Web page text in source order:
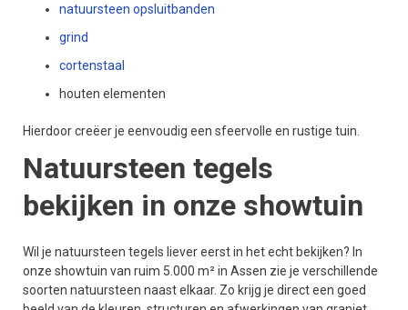
natuursteen opsluitbanden
grind
cortenstaal
houten elementen
Hierdoor creëer je eenvoudig een sfeervolle en rustige tuin.
Natuursteen tegels
bekijken in onze showtuin
Wil je natuursteen tegels liever eerst in het echt bekijken? In
onze showtuin van ruim 5.000 m² in Assen zie je verschillende
soorten natuursteen naast elkaar. Zo krijg je direct een goed